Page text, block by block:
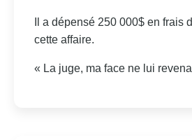
Il a dépensé 250 000$ en frais
cette affaire.
« La juge, ma face ne lui